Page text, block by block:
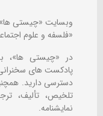
وبسایت «چیستی
«فلسفه و علوم
در «چیستی ها»،
پادکست های
دسترسی دارید.
تلخیص، تألیف،
نمایشنامه.